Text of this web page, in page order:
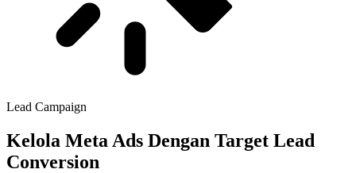
Lead Campaign
Kelola Meta Ads Dengan Target Lead
Conversion